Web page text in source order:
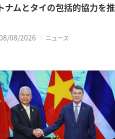
ナムとタイの包括的協力を推
08/2026 ニュース